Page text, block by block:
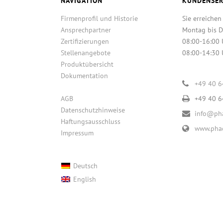
Firmenprofil und Historie
Ansprechpartner
Zertifizierungen
Stellenangebote
Produktübersicht
Dokumentation
AGB
Datenschutzhinweise
Haftungsausschluss
Impressum
Deutsch
English
Sie
Montag bis
08:00-16:00
08:00-14:30
+49 40
+49 40